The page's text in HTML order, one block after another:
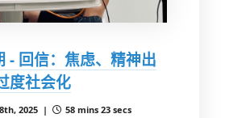
- 回信：焦虑、精神出
度社会化
2025 |
58 mins 23 secs